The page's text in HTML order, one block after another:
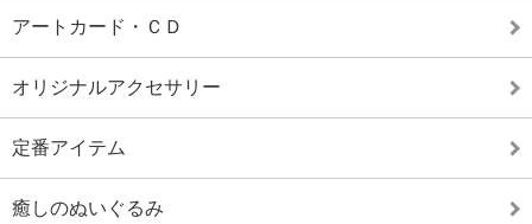
アートカード・ＣＤ
オリジナルアクセサリー
定番アイテム
癒しのぬいぐるみ